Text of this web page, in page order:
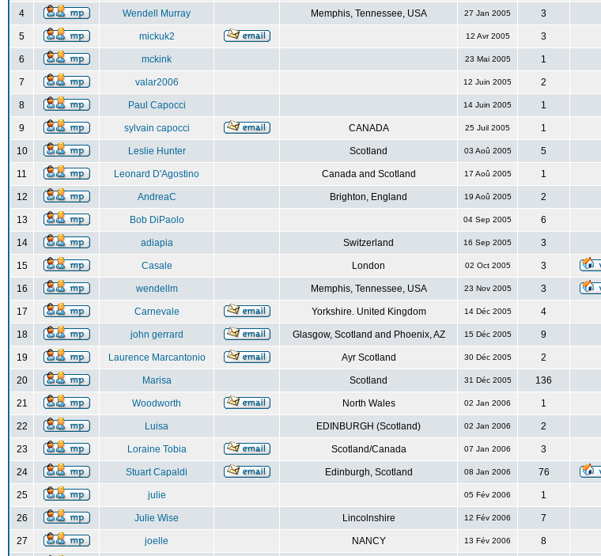
4 Wendell Murray Memphis, Tennessee, USA 27 Jan 2005 3
5 mickuk2 12 Avr 2005 3
6 mckink 23 Mai 2005 1
7 valar2006 12 Juin 2005 2
8 Paul Capocci 14 Juin 2005 1
9 sylvain capocci CANADA 25 Juil 2005 1
10 Leslie Hunter Scotland 03 Aoû 2005 5
11 Leonard D'Agostino Canada and Scotland 17 Aoû 2005 1
12 AndreaC Brighton, England 19 Aoû 2005 2
13 Bob DiPaolo 04 Sep 2005 6
14 adiapia Switzerland 16 Sep 2005 3
15 Casale London 02 Oct 2005 3
16 wendellm Memphis, Tennessee, USA 23 Nov 2005 3
17 Carnevale Yorkshire. United Kingdom 14 Déc 2005 4
18 john gerrard Glasgow, Scotland and Phoenix, AZ 15 Déc 2005 9
19 Laurence Marcantonio Ayr Scotland 30 Déc 2005 2
20 Marisa Scotland 31 Déc 2005 136
21 Woodworth North Wales 02 Jan 2006 1
22 Luisa EDINBURGH (Scotland) 02 Jan 2006 2
23 Loraine Tobia Scotland/Canada 07 Jan 2006 3
24 Stuart Capaldi Edinburgh, Scotland 08 Jan 2006 76
25 julie 05 Fév 2006 1
26 Julie Wise Lincolnshire 12 Fév 2006 7
27 joelle NANCY 13 Fév 2006 8